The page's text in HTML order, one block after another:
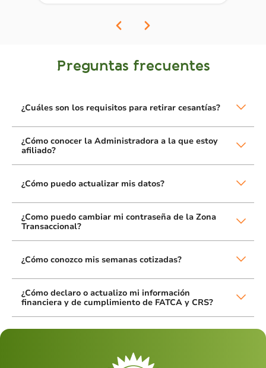
Preguntas frecuentes
¿Cuáles son los requisitos para retirar cesantías?
¿Cómo conocer la Administradora a la que estoy
afiliado?
¿Cómo puedo actualizar mis datos?
¿Como puedo cambiar mi contraseña de la Zona
Transaccional?
¿Cómo conozco mis semanas cotizadas?
¿Cómo declaro o actualizo mi información
financiera y de cumplimiento de FATCA y CRS?